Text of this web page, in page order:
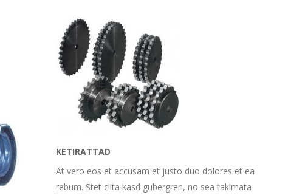
KETIRATTAD
At vero eos et accusam et justo duo dolores et ea
rebum. Stet clita kasd gubergren, no sea takimata